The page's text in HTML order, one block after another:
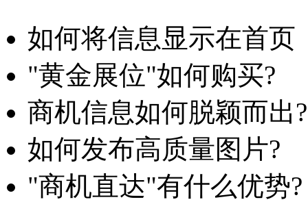
如何将信息显示在首页
"黄金展位"如何购买?
商机信息如何脱颖而出?
如何发布高质量图片?
"商机直达"有什么优势?